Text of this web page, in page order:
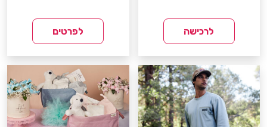
לרכישה לפרטים